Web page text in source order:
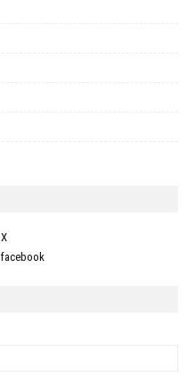
X
facebook